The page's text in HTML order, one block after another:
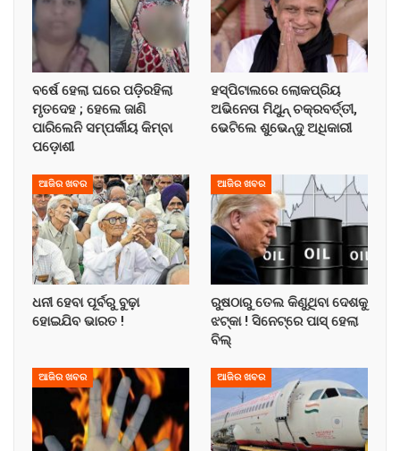
ବର୍ଷେ ହେଲା ଘରେ ପଡ଼ିରହିଲା
ମୃତଦେହ ; ହେଲେ ଜାଣି
ପାରିଲେନି ସମ୍ପର୍କୀୟ କିମ୍ବା
ପଡ଼ୋଶୀ
ହସ୍ପିଟାଲରେ ଲୋକପ୍ରିୟ
ଅଭିନେତା ମିଥୁନ୍ ଚକ୍ରବର୍ତ୍ତୀ,
ଭେଟିଲେ ଶୁଭେନ୍ଦୁ ଅଧିକାରୀ
ଆଜିର ଖବର
ଧନୀ ହେବା ପୂର୍ବରୁ ବୁଢ଼ା
ହୋଇଯିବ ଭାରତ !
ଆଜିର ଖବର
ରୁଷଠାରୁ ତେଲ କିଣୁଥିବା ଦେଶକୁ
ଝଟ୍‌କା ! ସିନେଟ୍‌ରେ ପାସ୍ ହେଲା
ବିଲ୍
ଆଜିର ଖବର ଆଜିର ଖବର